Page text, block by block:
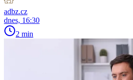
adbz.cz
dnes, 16:30
2 min